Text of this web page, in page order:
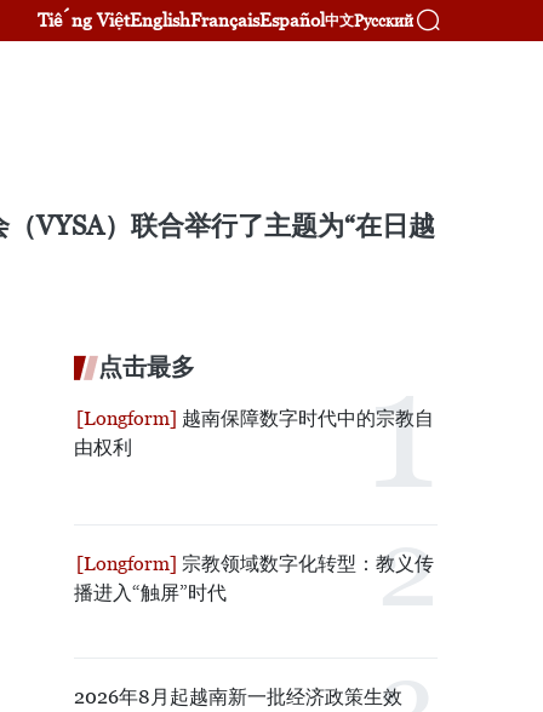
Tiếng ViệtEnglishFrançaisEspañol中文Русский
VYSA）联合举行了主题为“在日越
点击最多
越南保障数字时代中的宗教自
由权利
宗教领域数字化转型：教义传
播进入“触屏”时代
2026年8月起越南新一批经济政策生效